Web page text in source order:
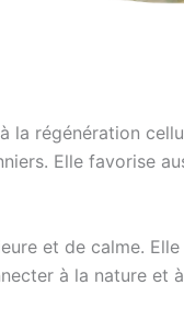
la régénération
Elle favorise
et de calme.
à la nature et